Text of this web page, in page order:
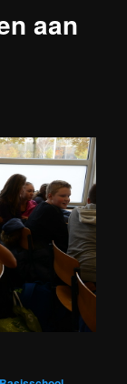
aan